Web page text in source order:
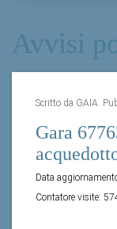
Avvisi
Scritto da GAIA.
Gara
Data
Contatore visite: